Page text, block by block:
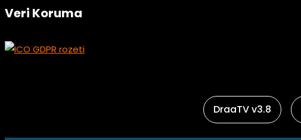
Veri Koruma
DraaTV v3.8